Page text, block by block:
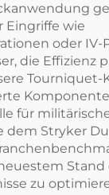
Eingriffe wie
oder IV-
die Effizienz
Tourniquet-
für
dem Stryker
zu